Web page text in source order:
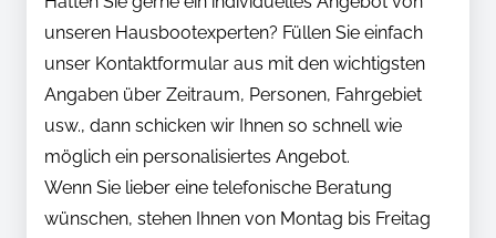
unseren Hausbootexperten? Füllen Sie einfach
unser Kontaktformular aus mit den wichtigsten
Angaben über Zeitraum, Personen, Fahrgebiet
usw., dann schicken wir Ihnen so schnell wie
möglich ein personalisiertes Angebot.
Wenn Sie lieber eine telefonische Beratung
wünschen, stehen Ihnen von Montag bis Freitag